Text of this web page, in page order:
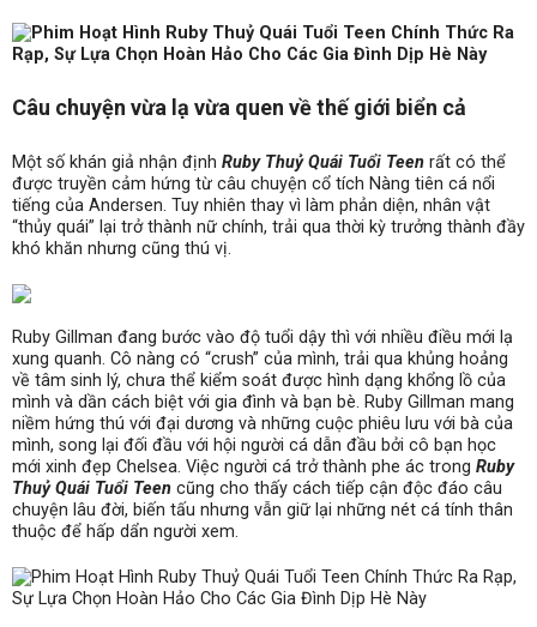
Câu chuyện vừa lạ vừa quen về thế giới biển cả
Một số khán giả nhận định Ruby Thuỷ Quái Tuổi Teen rất có thể
được truyền cảm hứng từ câu chuyện cổ tích Nàng tiên cá nổi
tiếng của Andersen. Tuy nhiên thay vì làm phản diện, nhân vật
“thủy quái” lại trở thành nữ chính, trải qua thời kỳ trưởng thành đầy
khó khăn nhưng cũng thú vị.
Ruby Gillman đang bước vào độ tuổi dậy thì với nhiều điều mới lạ
xung quanh. Cô nàng có “crush” của mình, trải qua khủng hoảng
về tâm sinh lý, chưa thể kiểm soát được hình dạng khổng lồ của
mình và dần cách biệt với gia đình và bạn bè. Ruby Gillman mang
niềm hứng thú với đại dương và những cuộc phiêu lưu với bà của
mình, song lại đối đầu với hội người cá dẫn đầu bởi cô bạn học
mới xinh đẹp Chelsea. Việc người cá trở thành phe ác trong Ruby
Thuỷ Quái Tuổi Teen cũng cho thấy cách tiếp cận độc đáo câu
chuyện lâu đời, biến tấu nhưng vẫn giữ lại những nét cá tính thân
thuộc để hấp dẩn người xem.